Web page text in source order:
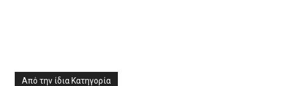
Από την ίδια Κατηγορία